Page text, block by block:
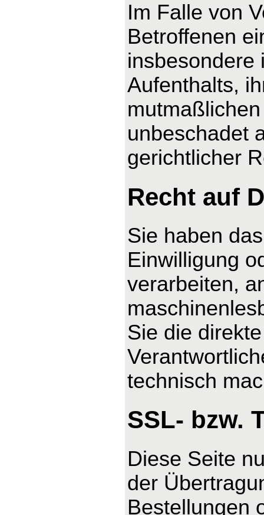
Im Falle von
Betroffenen
insbesondere
Aufenthalts,
unbeschadet
gerichtlicher
Recht auf
Sie haben
Einwilligung
verarbeiten,
Sie die
technisch
SSL- bzw.
Diese Seite
der
Bestellungen